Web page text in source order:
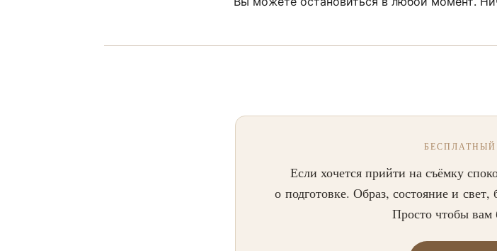
Если хочется прийти на съёмку
о подготовке. Образ, состояние и
Просто чтобы вам